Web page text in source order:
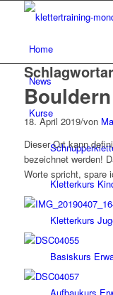
Home
News
Kurse
Kletterkurs
Kletterkurs
Basiskurs
18. April 2019/von
Dieser Ort kann
bezeichnet werden!
Worte spricht, spare